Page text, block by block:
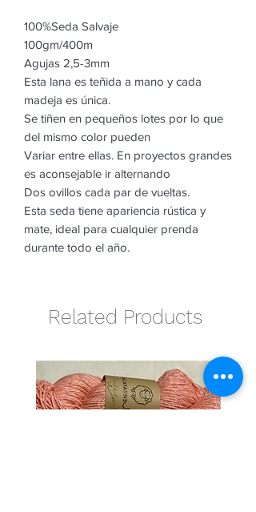
100%Seda Salvaje
100gm/400m
Agujas 2,5-3mm
Esta lana es teñida a mano y cada
madeja es única.
Se tiñen en pequeños lotes por lo que
del mismo color pueden
Variar entre ellas. En proyectos grandes
es aconsejable ir alternando
Dos ovillos cada par de vueltas.
Esta seda tiene apariencia rústica y
mate, ideal para cualquier prenda
durante todo el año.
Related Products